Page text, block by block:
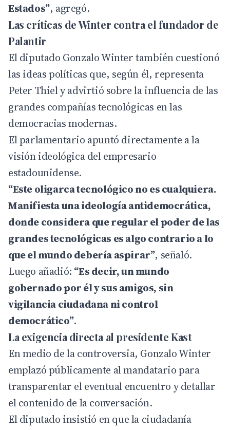
Estados”, agregó.
Las críticas de Winter contra el fundador de
Palantir
El diputado Gonzalo Winter también cuestionó
las ideas políticas que, según él, representa
Peter Thiel y advirtió sobre la influencia de las
grandes compañías tecnológicas en las
democracias modernas.
El parlamentario apuntó directamente a la
visión ideológica del empresario
estadounidense.
“Este oligarca tecnológico no es cualquiera.
Manifiesta una ideología antidemocrática,
donde considera que regular el poder de las
grandes tecnológicas es algo contrario a lo
que el mundo debería aspirar”, señaló.
Luego añadió: “Es decir, un mundo
gobernado por él y sus amigos, sin
vigilancia ciudadana ni control
democrático”.
La exigencia directa al presidente Kast
En medio de la controversia, Gonzalo Winter
emplazó públicamente al mandatario para
transparentar el eventual encuentro y detallar
el contenido de la conversación.
El diputado insistió en que la ciudadanía